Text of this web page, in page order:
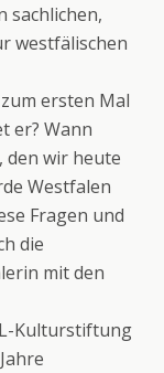
sachlichen,
westfälischen
ersten Mal
er? Wann
den wir heute
Westfalen
Fragen und
die
mit den
Kulturstiftung